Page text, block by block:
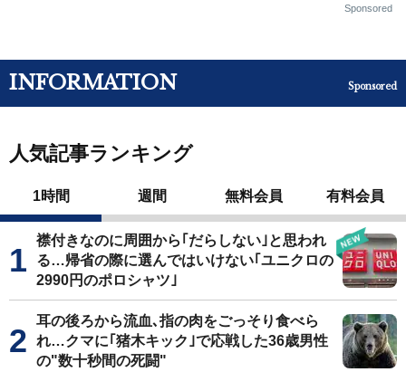
Sponsored
INFORMATION Sponsored
人気記事ランキング
1時間 週間 無料会員 有料会員
襟付きなのに周囲から｢だらしない｣と思われ
る…帰省の際に選んではいけない｢ユニクロの
2990円のポロシャツ｣
耳の後ろから流血､指の肉をごっそり食べら
れ…クマに｢猪木キック｣で応戦した36歳男性
の"数十秒間の死闘"